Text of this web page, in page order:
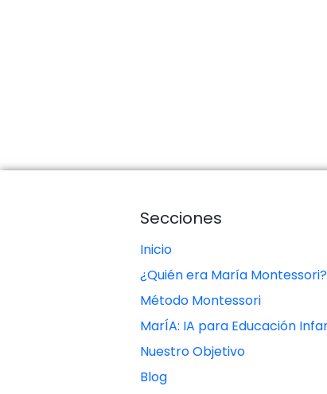
Secciones
Inicio
¿Quién era María Montessori?
Método Montessori
MarÍA: IA para Educación
Nuestro Objetivo
Blog